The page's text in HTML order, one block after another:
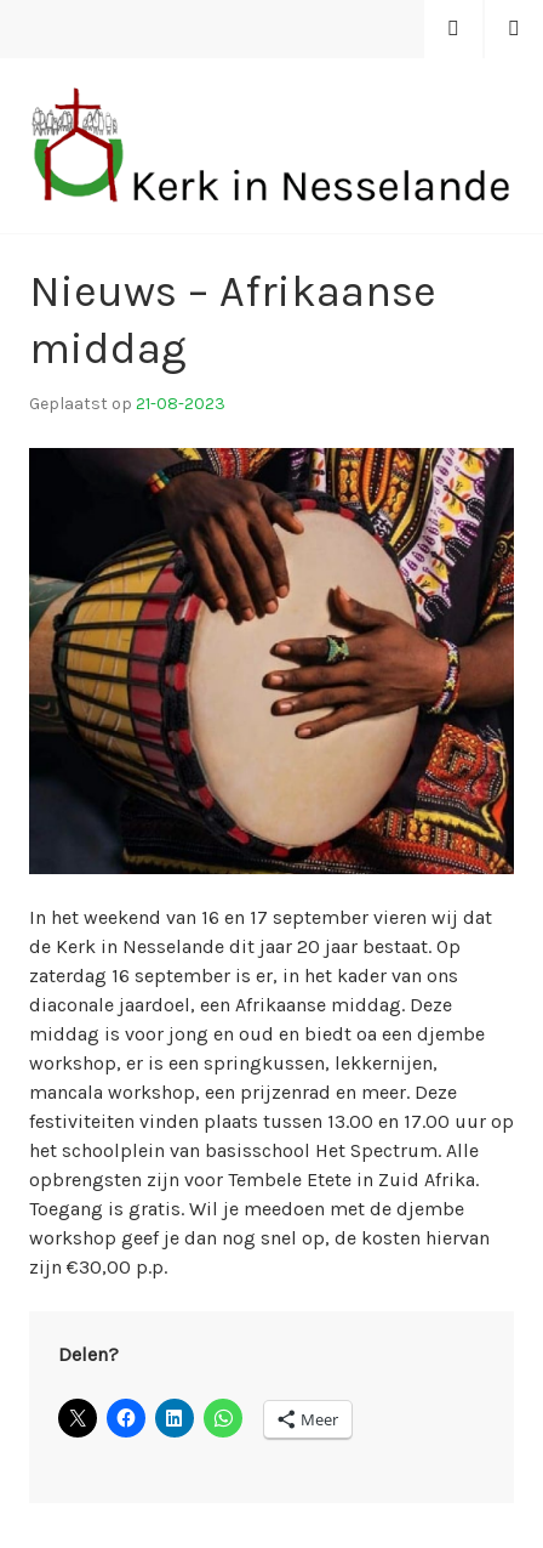
MENU
ZOEKEN
Nieuws – Afrikaanse
middag
Geplaatst op 21-08-2023
o
r
k
i
n
w
e
r
In het weekend van 16 en 17 september vieren wij dat
de Kerk in Nesselande dit jaar 20 jaar bestaat. Op
zaterdag 16 september is er, in het kader van ons
diaconale jaardoel, een Afrikaanse middag. Deze
middag is voor jong en oud en biedt oa een djembe
workshop, er is een springkussen, lekkernijen,
mancala workshop, een prijzenrad en meer. Deze
festiviteiten vinden plaats tussen 13.00 en 17.00 uur op
het schoolplein van basisschool Het Spectrum. Alle
opbrengsten zijn voor Tembele Etete in Zuid Afrika.
Toegang is gratis. Wil je meedoen met de djembe
workshop geef je dan nog snel op, de kosten hiervan
zijn €30,00 p.p.
Delen?
Meer